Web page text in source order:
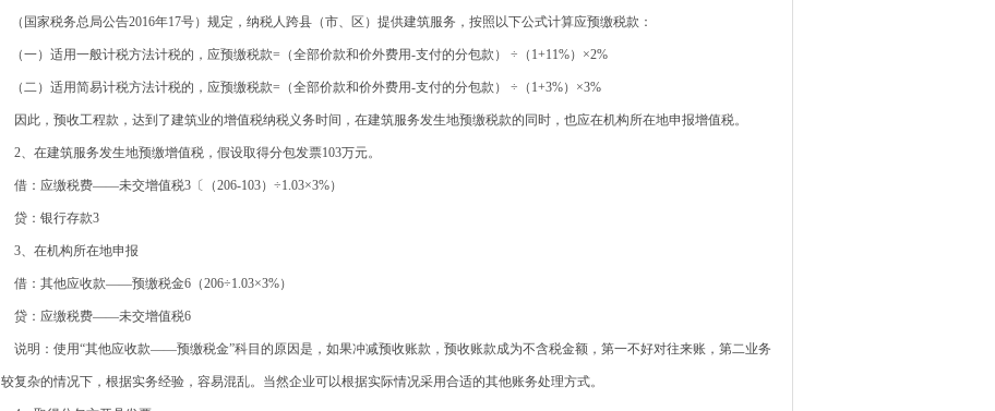
（国家税务总局公告2016年17号）规定，纳税人跨县（市、区）提供建筑服务，按照以下公式计算应预缴税款：
（一）适用一般计税方法计税的，应预缴税款=（全部价款和价外费用-支付的分包款） ÷（1+11%）×2%
（二）适用简易计税方法计税的，应预缴税款=（全部价款和价外费用-支付的分包款） ÷（1+3%）×3%
因此，预收工程款，达到了建筑业的增值税纳税义务时间，在建筑服务发生地预缴税款的同时，也应在机构所在地申报增值税。
2、在建筑服务发生地预缴增值税，假设取得分包发票103万元。
借：应缴税费——未交增值税3〔（206-103）÷1.03×3%）
贷：银行存款3
3、在机构所在地申报
借：其他应收款——预缴税金6（206÷1.03×3%）
贷：应缴税费——未交增值税6
说明：使用“其他应收款——预缴税金”科目的原因是，如果冲减预收账款，预收账款成为不含税金额，第一不好对往来账，第二业务
较复杂的情况下，根据实务经验，容易混乱。当然企业可以根据实际情况采用合适的其他账务处理方式。